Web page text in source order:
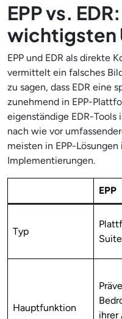
EPP vs.
wichtigsten
EPP und EDR als direkte
vermittelt ein falsches
zu sagen, dass EDR eine
zunehmend in EPP-
eigenständige EDR-Tools
nach wie vor
meisten in EPP-
Implementierungen.
EPP
Typ
Hauptfunktion
ihrer